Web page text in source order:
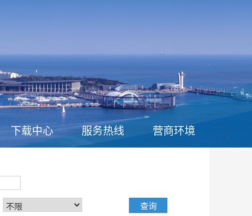
下载中心 服务热线 营商环境